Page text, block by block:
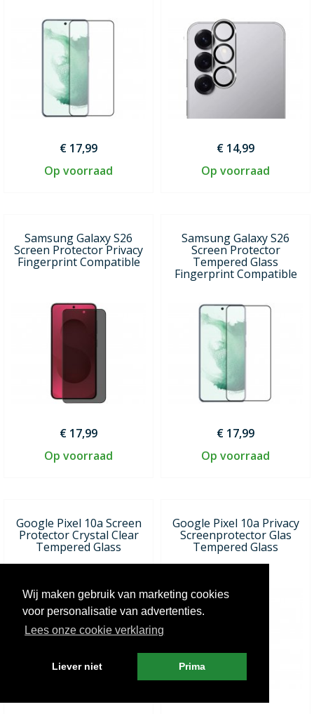
Wij maken gebruik van marketing cookies
voor personalisatie van advertenties.
Lees onze cookie verklaring
Liever niet Prima
€ 17,99
Op voorraad
€ 14,99
Op voorraad
Samsung Galaxy S26
Screen Protector Privacy
Fingerprint Compatible
€ 17,99
Op voorraad
Samsung Galaxy S26
Screen Protector
Tempered Glass
Fingerprint Compatible
€ 17,99
Op voorraad
Google Pixel 10a Screen
Protector Crystal Clear
Tempered Glass
Google Pixel 10a Privacy
Screenprotector Glas
Tempered Glass